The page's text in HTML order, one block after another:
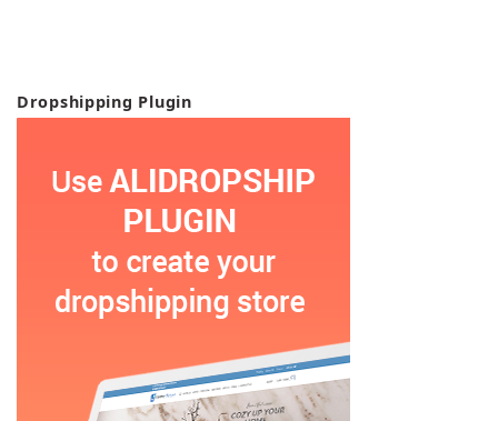
Dropshipping Plugin